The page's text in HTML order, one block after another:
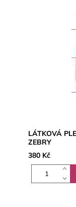
LÁTKOVÁ
ZEBRY
380 Kč